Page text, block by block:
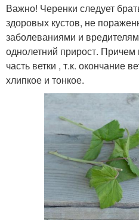
Важно! Черенки следует
здоровых кустов, не
заболеваниями и
однолетний прирост.
часть ветки , т.к. окончание
хлипкое и тонкое.